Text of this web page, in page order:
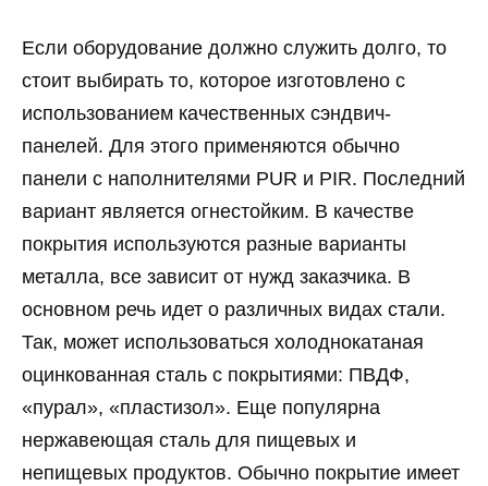
Если оборудование должно служить долго, то
стоит выбирать то, которое изготовлено с
использованием качественных сэндвич-
панелей. Для этого применяются обычно
панели с наполнителями PUR и PIR. Последний
вариант является огнестойким. В качестве
покрытия используются разные варианты
металла, все зависит от нужд заказчика. В
основном речь идет о различных видах стали.
Так, может использоваться холоднокатаная
оцинкованная сталь с покрытиями: ПВДФ,
«пурал», «пластизол». Еще популярна
нержавеющая сталь для пищевых и
непищевых продуктов. Обычно покрытие имеет